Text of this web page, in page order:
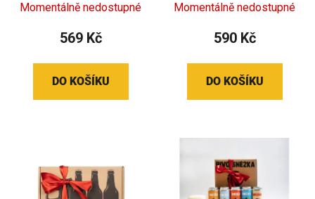
Momentálně nedostupné
569 Kč
DO KOŠÍKU
Momentálně nedostupné
590 Kč
DO KOŠÍKU